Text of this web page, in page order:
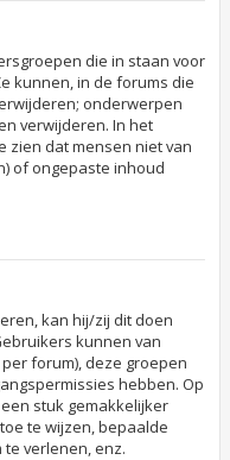
die in staan voor
kunnen, in de forums die
onderwerpen
verwijderen. In het
zien dat mensen niet van
of ongepaste inhoud
kan hij/zij dit doen
kunnen van
forum), deze groepen
hebben. Op
stuk gemakkelijker
te wijzen, bepaalde
verlenen, enz.